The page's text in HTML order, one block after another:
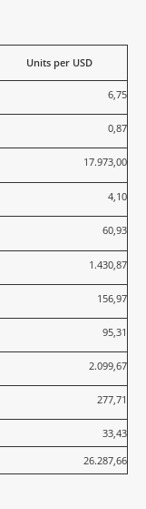
Units per USD
6,75
0,87
17.973,00
4,10
60,93
1.430,87
156,97
95,31
2.099,67
277,71
33,43
26.287,66